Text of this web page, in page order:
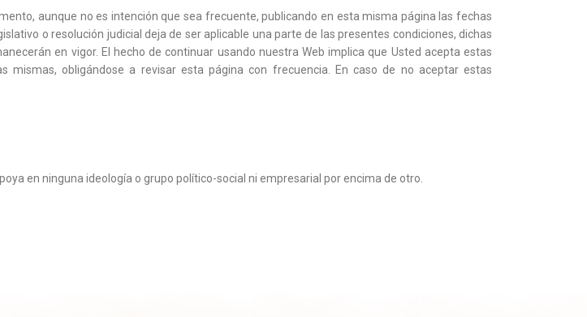
aunque no es intención que sea frecuente, publicando en esta misma página las fechas
o resolución judicial deja de ser aplicable una parte de las presentes condiciones, dichas
en vigor. El hecho de continuar usando nuestra Web implica que Usted acepta estas
obligándose a revisar esta página con frecuencia. En caso de no aceptar estas
en ninguna ideología o grupo político-social ni empresarial por encima de otro.